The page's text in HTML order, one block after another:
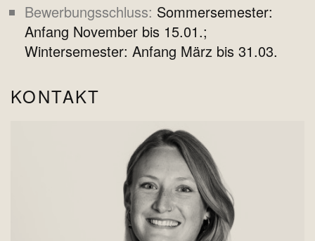
Bewerbungsschluss Sommersemester:
Anfang November bis 15.01.;
Wintersemester: Anfang März bis 31.03.
KONTAKT